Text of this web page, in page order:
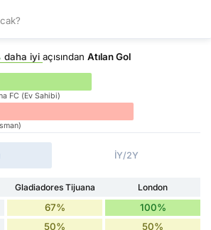
daha iyi açısından Atılan Gol
FC (Ev Sahibi)
İY/2Y
Gladiadores Tijuana
London
67% 100%
50% 50%